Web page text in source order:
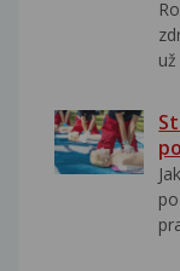
už